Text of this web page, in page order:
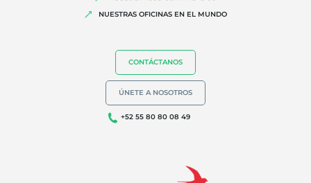
NUESTRAS OFICINAS EN EL MUNDO
CONTÁCTANOS
ÚNETE A NOSOTROS
+52 55 80 80 08 49